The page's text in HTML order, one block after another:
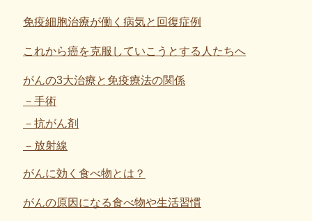
免疫細胞治療が働く病気と回復症例
これから癌を克服していこうとする人たちへ
がんの3大治療と免疫療法の関係
手術
抗がん剤
放射線
がんに効く食べ物とは？
がんの原因になる食べ物や生活習慣